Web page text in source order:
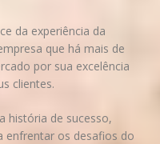
da experiência da
que há mais de
por sua excelência
clientes.
história de sucesso,
enfrentar os desafios do